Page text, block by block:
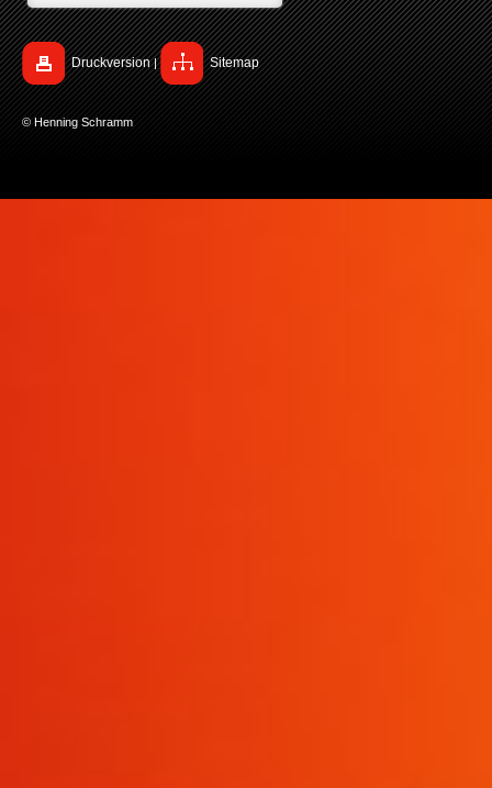
Druckversion | Sitemap
© Henning Schramm